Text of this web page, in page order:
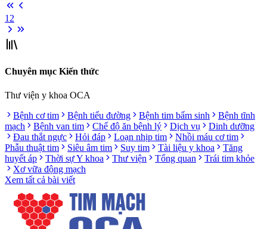
1 2
Chuyên mục Kiến thức
Thư viện y khoa OCA
Bệnh cơ tim
Bệnh tiểu đường Bệnh tim bẩm sinh
Bệnh tĩnh
mạch
Bệnh van tim Chế độ ăn bệnh lý Dịch vụ
Dinh dưỡng
Đau thắt ngực
Hỏi đáp Loạn nhịp tim
Nhồi máu cơ tim
Phẫu thuật tim
Siêu âm tim Suy tim Tài liệu y khoa
Tăng
huyết áp
Thời sự Y khoa Thư viện Tổng quan
Trái tim khỏe
Xơ vữa động mạch
Xem tất cả bài viết